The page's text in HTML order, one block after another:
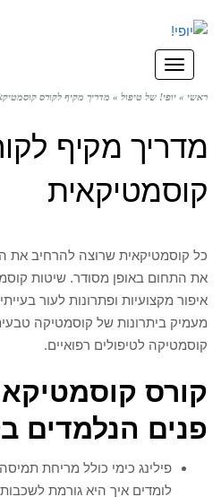
תפריט
ראשי » יופי! של טיפול » מדריך מקיף לקורס
מדריך מקיף
קוסמטיקאית
כל קוסמטיקאית שרוצה להרחיב את
את התחום באופן מסודר. שיטות
איפור מקצועיות ופתרונות לעור
מעמיק ביתרונות של קוסמטיקה
קוסמטיקה לטיפולים רפואיים.
קורס
פנים הנלמדים
פילינג כימי כולל מריחת
לומדים איך היא גורמת